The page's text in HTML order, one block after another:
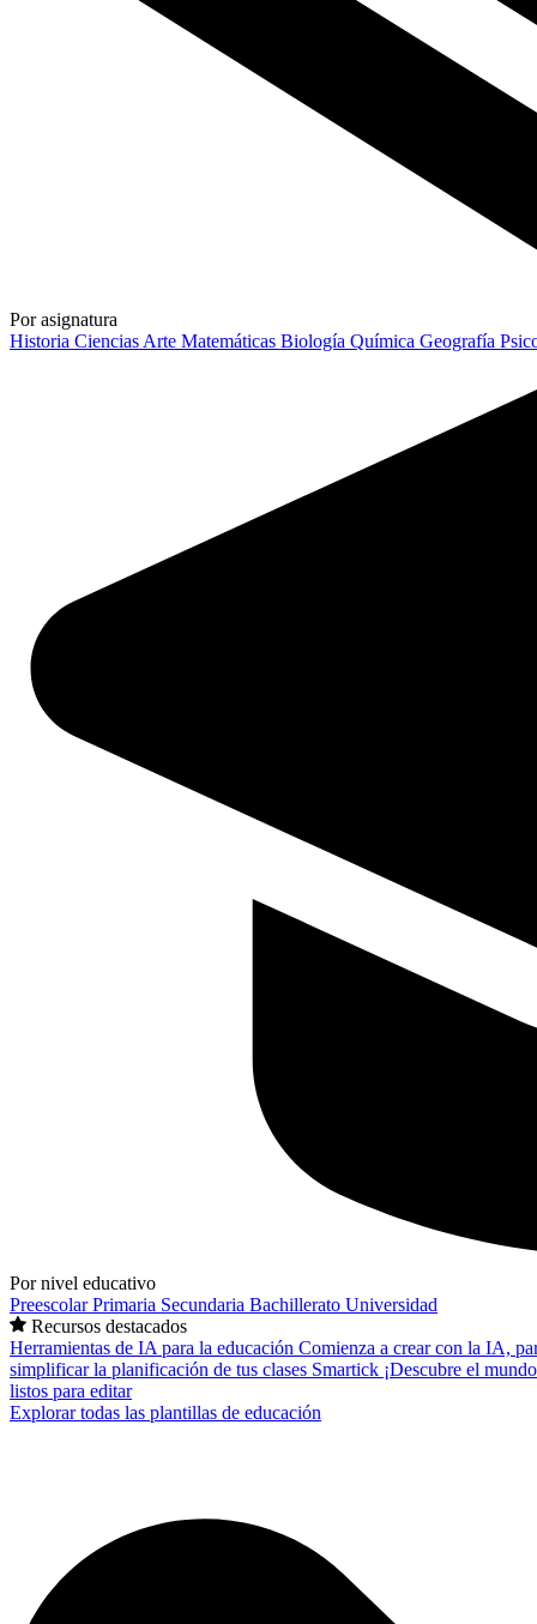
Por asignatura
Historia Ciencias Arte Matemáticas Biología Química Geografía
Por nivel educativo
PreescolarPrimaria Secundaria Bachillerato Universidad
Recursos destacados
Herramientas de IA para la educación Comienza a crear con la IA,
simplificar la planificación de tus clases Smartick ¡Descubre el
listos para editar
Explorar todas las plantillas de educación